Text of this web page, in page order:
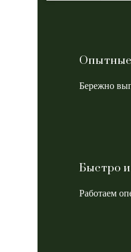
Опытные
Бережно
Быстро
Работаем